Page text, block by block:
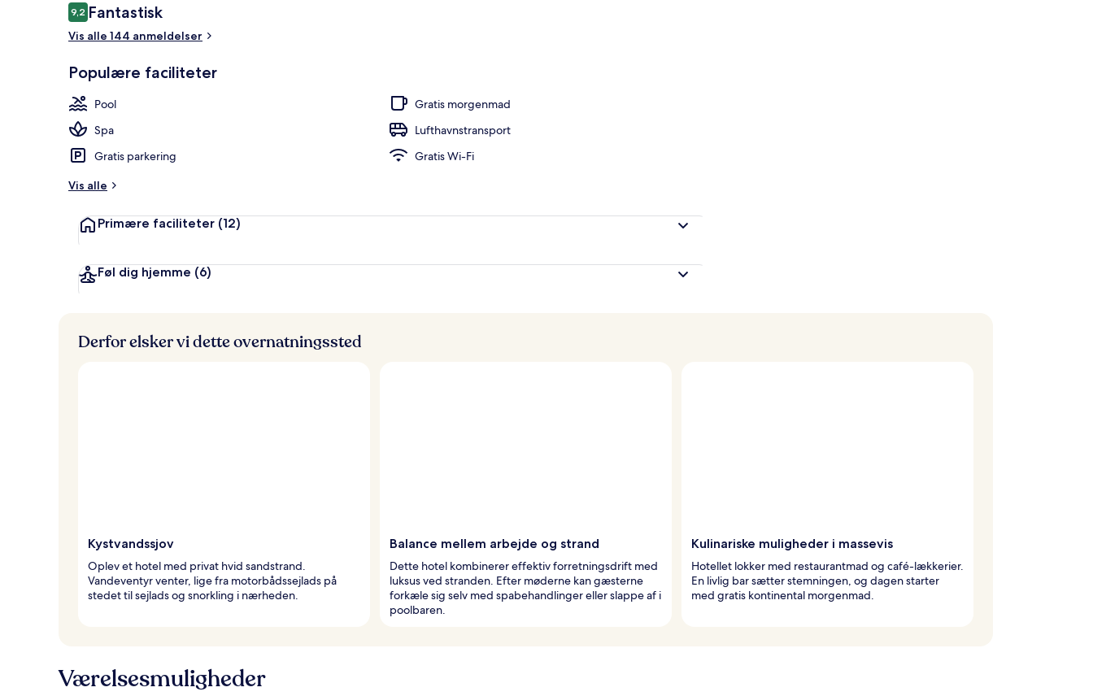
Anmeldelser
9,29,2 ud af 10.
Fantastisk
Vis alle 144 anmeldelser
Populære faciliteter
Pool
Gratis morgenmad
Spa
Lufthavnstransport
Gratis parkering
Gratis Wi-Fi
Vis alle
Primære faciliteter (12)
Føl dig hjemme (6)
Derfor elsker vi dette overnatningssted
Kystvandssjov
Oplev et hotel med privat hvid sandstrand.
Vandeventyr venter, lige fra motorbådssejlads på
stedet til sejlads og snorkling i nærheden.
Balance mellem arbejde og strand
Dette hotel kombinerer effektiv forretningsdrift med
luksus ved stranden. Efter møderne kan gæsterne
forkæle sig selv med spabehandlinger eller slappe af i
poolbaren.
Kulinariske muligheder i massevis
Hotellet lokker med restaurantmad og café-lækkerier.
En livlig bar sætter stemningen, og dagen starter
med gratis kontinental morgenmad.
Værelsesmuligheder